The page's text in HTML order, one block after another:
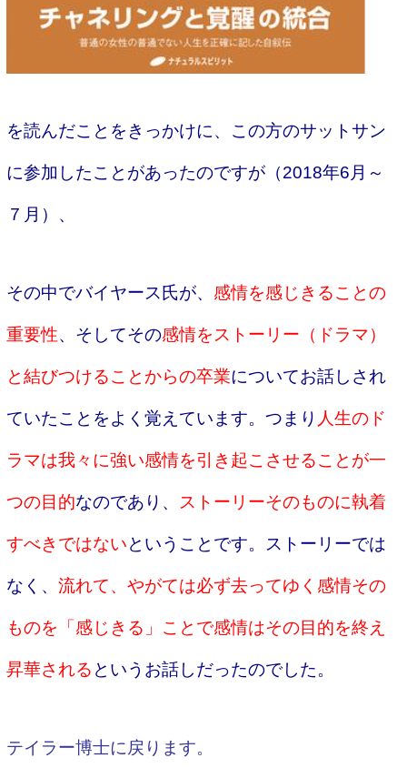
を読んだことをきっかけに、この方のサットサン
に参加したことがあったのですが（2018年6月～
７月）、
その中でバイヤース氏が、 感情を感じきることの
重要性、そしてその感情をストーリー（ドラマ）
と結びつけることからの卒業についてお話しされ
ていたことをよく覚えています。つまり 人生のド
ラマは我々に強い感情を引き起こさせることが一
つの目的なのであり、 ストーリーそのものに執着
すべきではないということです。ストーリーでは
なく、 流れて、やがては必ず去ってゆく感情その
ものを「感じきる」ことで感情はその目的を終え
昇華される というお話しだったのでした。
テイラー博士に戻ります。